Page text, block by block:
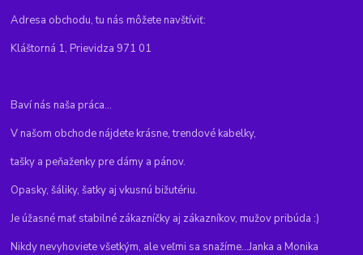
Adresa obchodu, tu nás môžete navštíviť:
Kláštorná 1, Prievidza 971 01
Baví nás naša práca...
V našom obchode nájdete krásne, trendové kabelky,
tašky a peňaženky pre dámy a pánov.
Opasky, šáliky, šatky aj vkusnú bižutériu.
Je úžasné mať stabilné zákazníčky aj zákazníkov, mužov pribúda :)
Nikdy nevyhoviete všetkým, ale veľmi sa snažíme...Janka a Monika